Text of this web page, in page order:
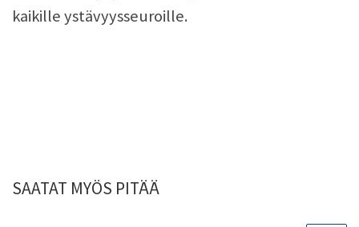
kaikille ystävyysseuroille.
SAATAT MYÖS PITÄÄ